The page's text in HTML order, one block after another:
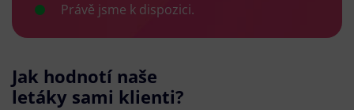
Právě jsme k dispozici.
Jak hodnotí naše
letáky sami klienti?